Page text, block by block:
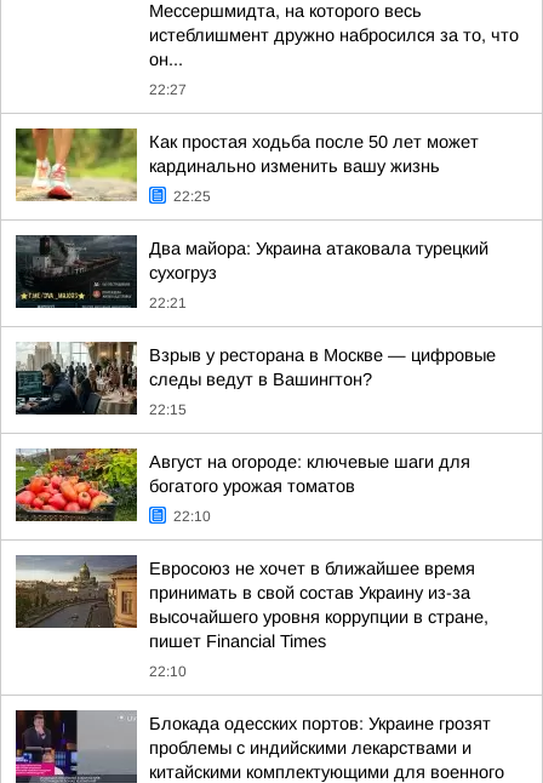
Мессершмидта, на которого весь
истеблишмент дружно набросился за то, что
он...
22:27
Как простая ходьба после 50 лет может
кардинально изменить вашу жизнь
22:25
Два майора: Украина атаковала турецкий
сухогруз
22:21
Взрыв у ресторана в Москве — цифровые
следы ведут в Вашингтон?
22:15
Август на огороде: ключевые шаги для
богатого урожая томатов
22:10
Евросоюз не хочет в ближайшее время
принимать в свой состав Украину из-за
высочайшего уровня коррупции в стране,
пишет Financial Times
22:10
Блокада одесских портов: Украине грозят
проблемы с индийскими лекарствами и
китайскими комплектующими для военного